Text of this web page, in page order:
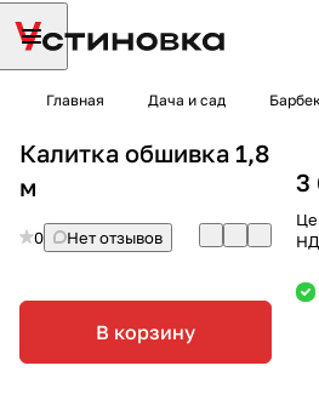
Главная Дача и сад
Калитка обшивка 1,8
м
0 Нет отзывов
В корзину
3